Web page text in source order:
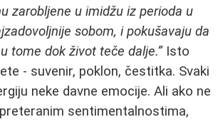
zarobljene u imidžu iz perioda u
sobom, i pokušavaju da
tome dok život teče dalje.”Isto
- suvenir, poklon, čestitka. Svaki
neke davne emocije. Ali ako ne
sentimentalnostima,